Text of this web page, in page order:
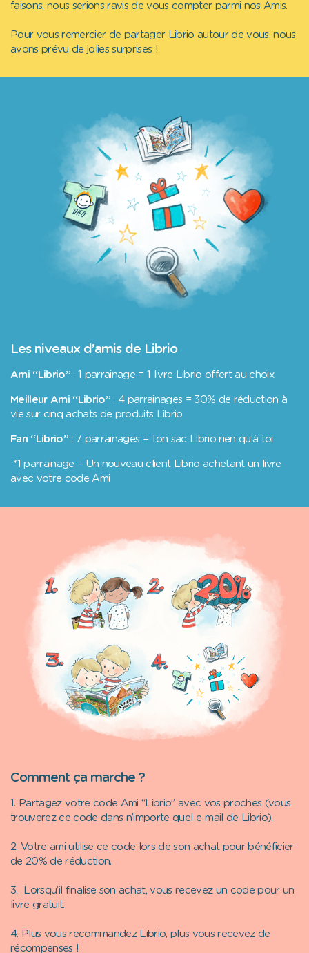
faisons, nous serions ravis de vous compter parmi nos Amis.
Pour vous remercier de partager Librio autour de vous, nous
avons prévu de jolies surprises !
Les niveaux d’amis de Librio
Ami “Librio” : 1 parrainage = 1 livre Librio offert au choix
Meilleur Ami “Librio” : 4 parrainages = 30% de réduction à
vie sur cinq achats de produits Librio
Fan “Librio” : 7 parrainages = Ton sac Librio rien qu’à toi
*1 parrainage = Un nouveau client Librio achetant un livre
avec votre code Ami
Comment ça marche ?
1. Partagez votrecode Ami “Librio” avec vos proches (vous
trouverez ce code dans n’importe quel e-mail de Librio).
2. Votre ami utilise ce code lors de son achat pour bénéficier
de 20% de réduction.
3. Lorsqu’il finalise son achat, vous recevez un code pour un
livre gratuit.
4. Plus vous recommandez Librio, plus vous recevez de
récompenses !